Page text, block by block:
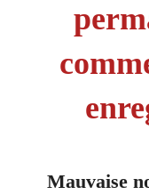
Mauvaise